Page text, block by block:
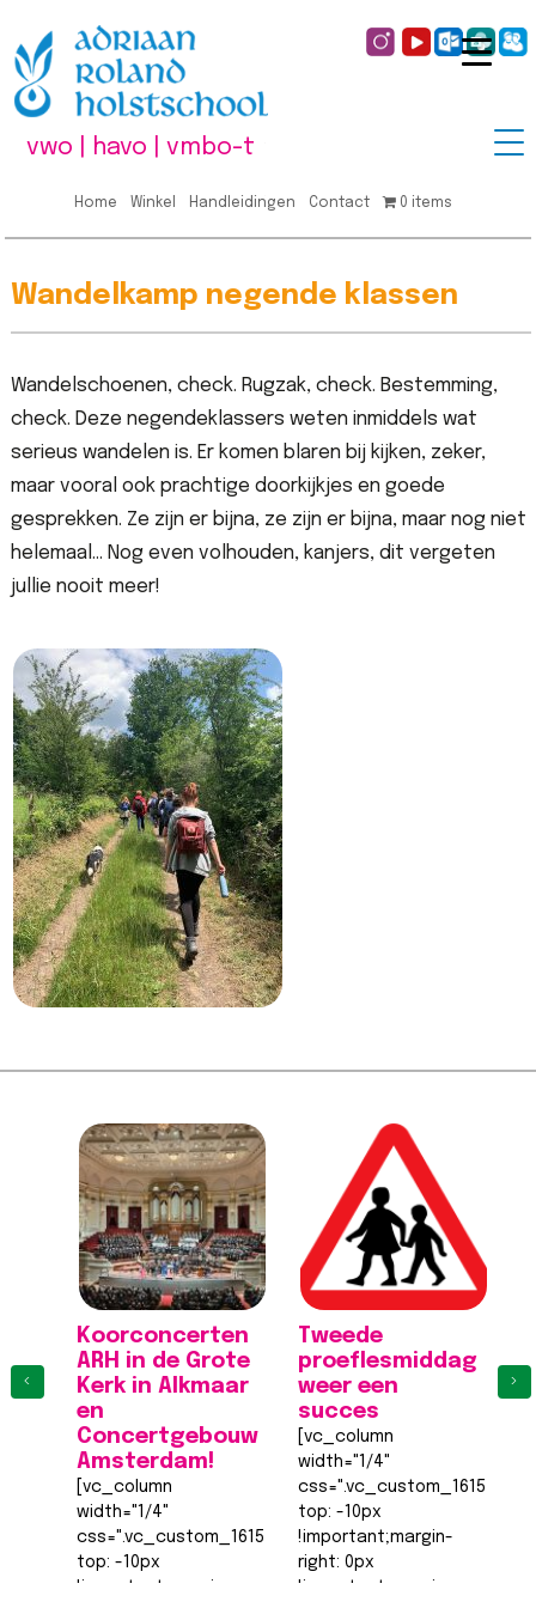
vwo | havo | vmbo-t
Home Winkel Handleidingen Contact 0 items
Wandelkamp negende klassen
Wandelschoenen, check. Rugzak, check. Bestemming,
check. Deze negendeklassers weten inmiddels wat
serieus wandelen is. Er komen blaren bij kijken, zeker,
maar vooral ook prachtige doorkijkjes en goede
gesprekken. Ze zijn er bijna, ze zijn er bijna, maar nog niet
helemaal… Nog even volhouden, kanjers, dit vergeten
jullie nooit meer!
Koorconcerten
ARH in de Grote
Kerk in Alkmaar
en
Concertgebouw
Amsterdam!
[vc_column
width="1/4"
css=".vc_custom_1615555402682{margin-
top: -10px
!important;margin-
Tweede
proeflesmiddag
weer een
succes
[vc_column
width="1/4"
top: -10px
!important;margin-
right: 0px
!important;margin-
‹ ›